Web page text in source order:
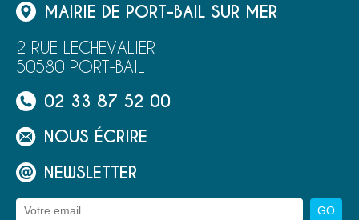
MAIRIE DE PORT-BAIL SUR MER
2 RUE LECHEVALIER
50580 PORT-BAIL
02 33 87 52 00
NOUS ÉCRIRE
NEWSLETTER